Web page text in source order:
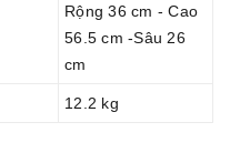
Rộng 36 cm - Cao
56.5 cm -Sâu 26
cm
12.2 kg